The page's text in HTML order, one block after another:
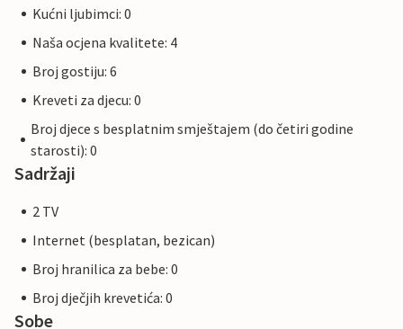
Kućni ljubimci: 0
Naša ocjena kvalitete: 4
Broj gostiju: 6
Kreveti za djecu: 0
Broj djece s besplatnim smještajem (do četiri godine
starosti): 0
Sadržaji
2 TV
Internet (besplatan, bezican)
Broj hranilica za bebe: 0
Broj dječjih krevetića: 0
Sobe